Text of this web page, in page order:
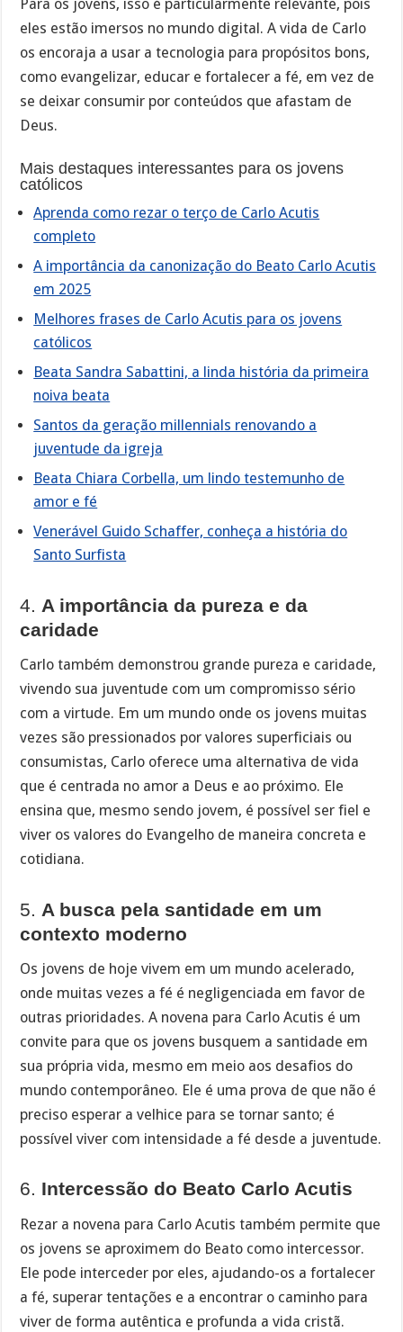
Para os jovens, isso é particularmente relevante, pois
eles estão imersos no mundo digital. A vida de Carlo
os encoraja a usar a tecnologia para propósitos bons,
como evangelizar, educar e fortalecer a fé, em vez de
se deixar consumir por conteúdos que afastam de
Deus.
Mais destaques interessantes para os jovens
católicos
Aprenda como rezar o terço de Carlo Acutis
completo
A importância da canonização do Beato Carlo Acutis
em 2025
Melhores frases de Carlo Acutis para os jovens
católicos
Beata Sandra Sabattini, a linda história da primeira
noiva beata
Santos da geração millennials renovando a
juventude da igreja
Beata Chiara Corbella, um lindo testemunho de
amor e fé
Venerável Guido Schaffer, conheça a história do
Santo Surfista
4. A importância da pureza e da
caridade
Carlo também demonstrou grande pureza e caridade,
vivendo sua juventude com um compromisso sério
com a virtude. Em um mundo onde os jovens muitas
vezes são pressionados por valores superficiais ou
consumistas, Carlo oferece uma alternativa de vida
que é centrada no amor a Deus e ao próximo. Ele
ensina que, mesmo sendo jovem, é possível ser fiel e
viver os valores do Evangelho de maneira concreta e
cotidiana.
5. A busca pela santidade em um
contexto moderno
Os jovens de hoje vivem em um mundo acelerado,
onde muitas vezes a fé é negligenciada em favor de
outras prioridades. A novena para Carlo Acutis é um
convite para que os jovens busquem a santidade em
sua própria vida, mesmo em meio aos desafios do
mundo contemporâneo. Ele é uma prova de que não é
preciso esperar a velhice para se tornar santo; é
possível viver com intensidade a fé desde a juventude.
6. Intercessão do Beato Carlo Acutis
Rezar a novena para Carlo Acutis também permite que
os jovens se aproximem do Beato como intercessor.
Ele pode interceder por eles, ajudando-os a fortalecer
a fé, superar tentações e a encontrar o caminho para
viver de forma autêntica e profunda a vida cristã.